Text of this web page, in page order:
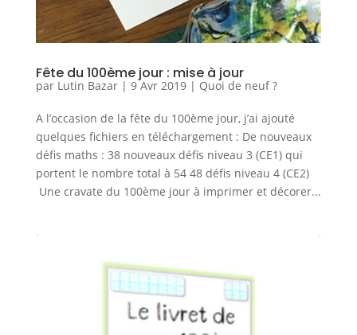
Fête du 100ème jour : mise à jour
par Lutin Bazar| 9 Avr 2019| Quoi de neuf ?
A l’occasion de la fête du 100ème jour, j’ai ajouté
quelques fichiers en téléchargement : De nouveaux
défis maths : 38 nouveaux défis niveau 3 (CE1) qui
portent le nombre total à 54 48 défis niveau 4 (CE2)
Une cravate du 100ème jour à imprimer et décorer...